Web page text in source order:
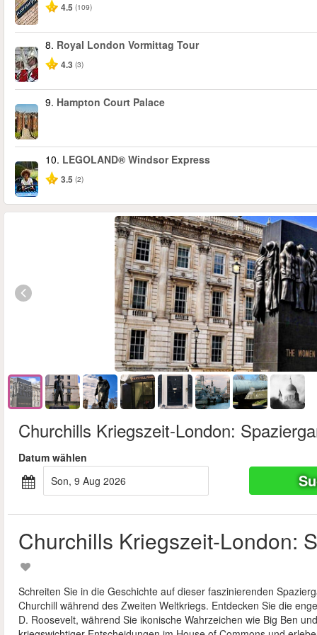
4.5 (109)
8. Royal London Vormittag Tour
4.3 (3)
9. Hampton Court Palace
10. LEGOLAND® Windsor Express
3.5 (2)
Churchills Kriegszeit-London:
Datum wählen
Son, 9 Aug 2026
Churchills Kriegszeit-London:
Schreiten Sie in die Geschichte auf dieser faszinierenden
Churchill während des Zweiten Weltkriegs. Entdecken Sie die
D. Roosevelt, während Sie ikonische Wahrzeichen wie Big Ben